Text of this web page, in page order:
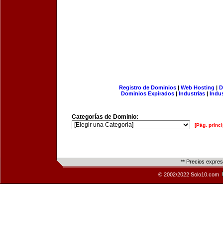
Registro de Dominios| Web Hosting |
Dominios Expirados | Industrias |
Categorías de Dominio:
[Pág.
** Precios
© 2002/2022 Solo10.com